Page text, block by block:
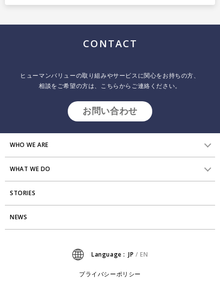
CONTACT
ヒューマンバリューの取り組みやサービスに関心をお持ちの方、
相談をご希望の方は、こちらからご連絡ください。
お問い合わせ
WHO WE ARE
HVからのメッセージ
研究員紹介
アクセス
WHAT WE DO
組織変革
エンゲージメント向上支援
STORIES
Stories
NEWS
Language : JP /EN
プライバシーポリシー